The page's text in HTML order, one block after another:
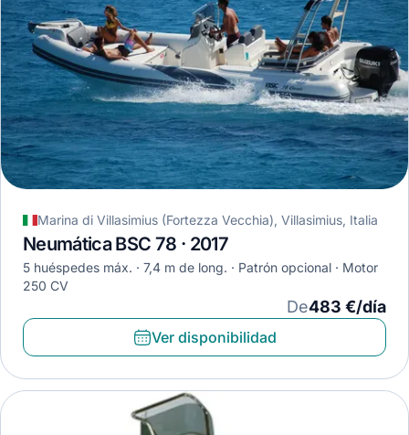
Marina di Villasimius (Fortezza Vecchia), Villasimius, Italia
Neumática BSC 78 · 2017
5 huéspedes máx. 7,4 m de long. Patrón opcional
Motor
250 CV
De483 €/día
Ver disponibilidad